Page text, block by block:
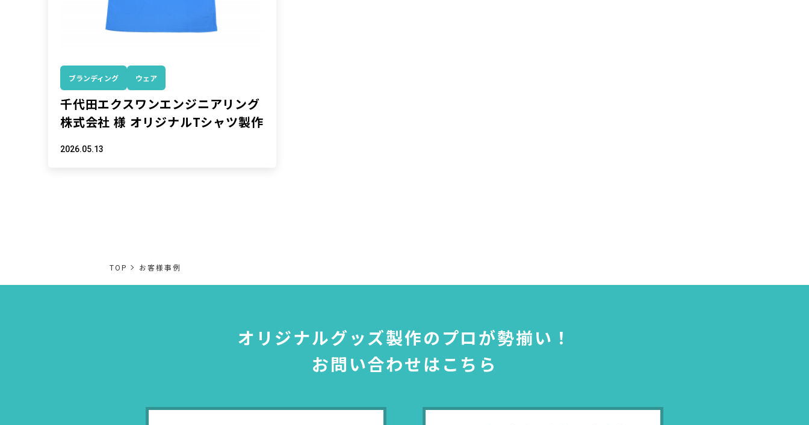
ブランディング ウェア
千代田エクスワンエンジニアリング
株式会社 様 オリジナルTシャツ製作
2026.05.13
TOP お客様事例
オリジナルグッズ製作のプロが勢揃い！
お問い合わせはこちら